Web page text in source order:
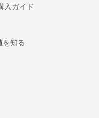
入ガイド
を知る